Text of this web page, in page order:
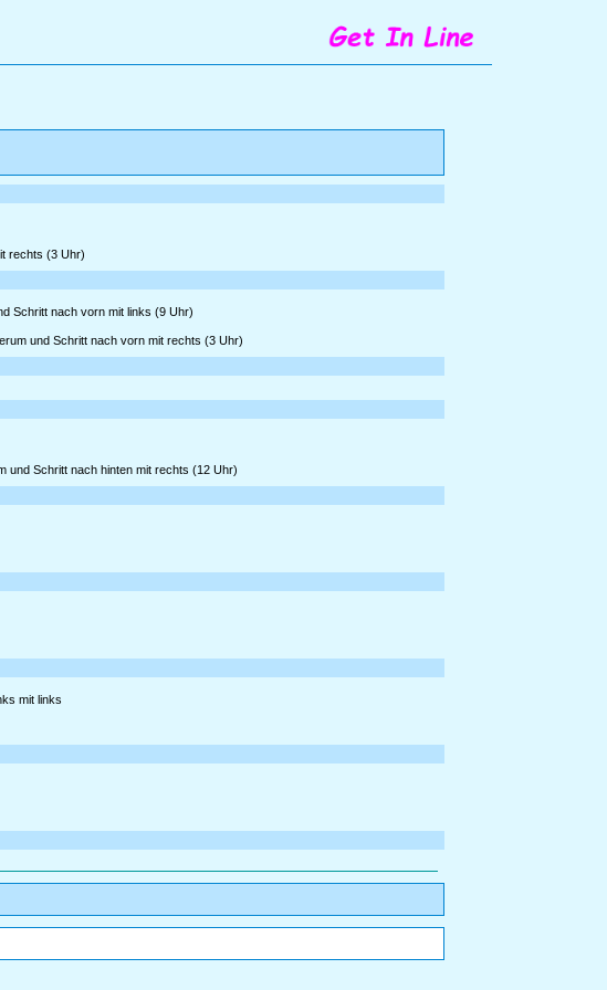
rechts (3 Uhr)
Schritt nach vorn mit links (9 Uhr)
und Schritt nach vorn mit rechts (3 Uhr)
Schritt nach hinten mit rechts (12 Uhr)
mit links